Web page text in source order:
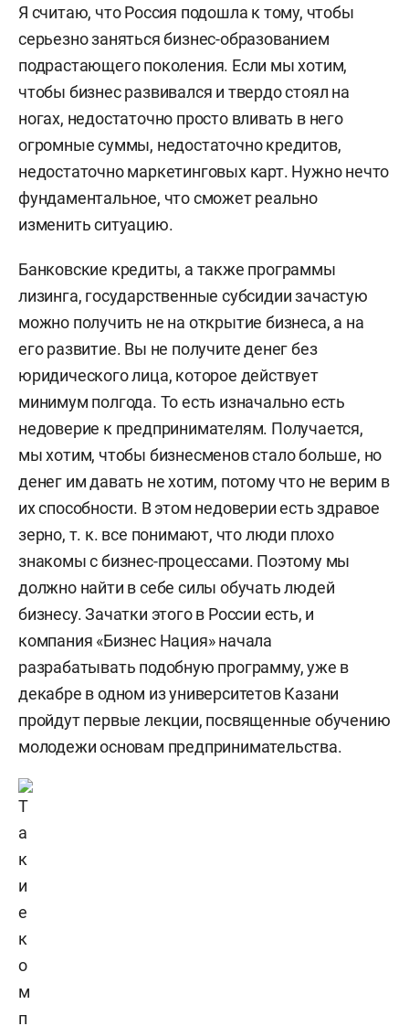
Я считаю, что Россия подошла к тому, чтобы
серьезно заняться бизнес-образованием
подрастающего поколения. Если мы хотим,
чтобы бизнес развивался и твердо стоял на
ногах, недостаточно просто вливать в него
огромные суммы, недостаточно кредитов,
недостаточно маркетинговых карт. Нужно нечто
фундаментальное, что сможет реально
изменить ситуацию.
Банковские кредиты, а также программы
лизинга, государственные субсидии зачастую
можно получить не на открытие бизнеса, а на
его развитие. Вы не получите денег без
юридического лица, которое действует
минимум полгода. То есть изначально есть
недоверие к предпринимателям. Получается,
мы хотим, чтобы бизнесменов стало больше, но
денег им давать не хотим, потому что не верим в
их способности. В этом недоверии есть здравое
зерно, т. к. все понимают, что люди плохо
знакомы с бизнес-процессами. Поэтому мы
должно найти в себе силы обучать людей
бизнесу. Зачатки этого в России есть, и
компания «Бизнес Нация» начала
разрабатывать подобную программу, уже в
декабре в одном из университетов Казани
пройдут первые лекции, посвященные обучению
молодежи основам предпринимательства.